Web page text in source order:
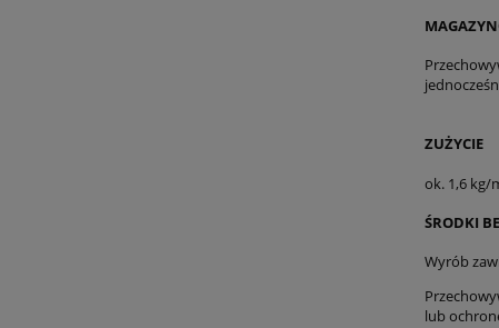
ZUŻYCIE
ok. 1,6 kg/
ŚRODKI
Wyrób
lub
(potrzebne
*
danych
Wyrażam
wyślij